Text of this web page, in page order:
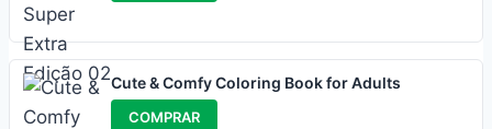
Cute & Comfy Coloring Book for Adults
COMPRAR